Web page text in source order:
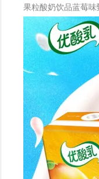
果粒酸奶饮品蓝莓